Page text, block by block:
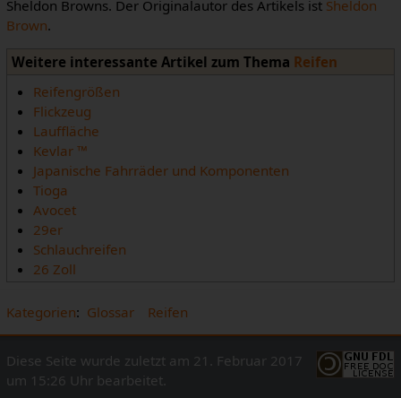
Sheldon Browns. Der Originalautor des Artikels ist Sheldon
Brown.
Weitere interessante Artikel zum Thema Reifen
Reifengrößen
Flickzeug
Lauffläche
Kevlar ™
Japanische Fahrräder und Komponenten
Tioga
Avocet
29er
Schlauchreifen
26 Zoll
Kategorien: Glossar Reifen
Diese Seite wurde zuletzt am 21. Februar 2017
um 15:26 Uhr bearbeitet.